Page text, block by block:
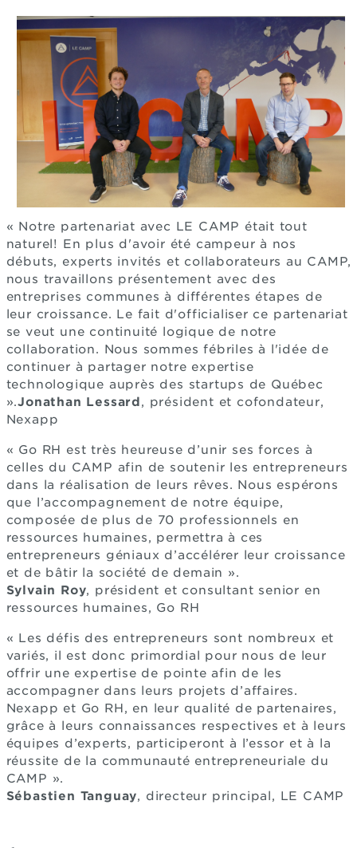
« Notre partenariat avec LE CAMP était tout
naturel! En plus d'avoir été campeur à nos
débuts, experts invités et collaborateurs au CAMP,
nous travaillons présentement avec des
entreprises communes à différentes étapes de
leur croissance. Le fait d'officialiser ce partenariat
se veut une continuité logique de notre
collaboration. Nous sommes fébriles à l'idée de
continuer à partager notre expertise
technologique auprès des startups de Québec
».Jonathan Lessard, président et cofondateur,
Nexapp
« Go RH est très heureuse d’unir ses forces à
celles du CAMP afin de soutenir les entrepreneurs
dans la réalisation de leurs rêves. Nous espérons
que l’accompagnement de notre équipe,
composée de plus de 70 professionnels en
ressources humaines, permettra à ces
entrepreneurs géniaux d’accélérer leur croissance
et de bâtir la société de demain ».
Sylvain Roy, président et consultant senior en
ressources humaines, Go RH
« Les défis des entrepreneurs sont nombreux et
variés, il est donc primordial pour nous de leur
offrir une expertise de pointe afin de les
accompagner dans leurs projets d’affaires.
Nexapp et Go RH, en leur qualité de partenaires,
grâce à leurs connaissances respectives et à leurs
équipes d’experts, participeront à l’essor et à la
réussite de la communauté entrepreneuriale du
CAMP ».
Sébastien Tanguay, directeur principal, LE CAMP